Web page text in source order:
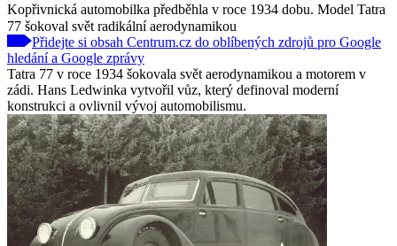
Kopřivnická automobilka předběhla v roce 1934 dobu. Model Tatra
77 šokoval svět radikální aerodynamikou
Přidejte si obsah Centrum.cz do oblíbených zdrojů pro Google
hledání a Google zprávy
Tatra 77 v roce 1934 šokovala svět aerodynamikou a motorem v
zádi. Hans Ledwinka vytvořil vůz, který definoval moderní
konstrukci a ovlivnil vývoj automobilismu.